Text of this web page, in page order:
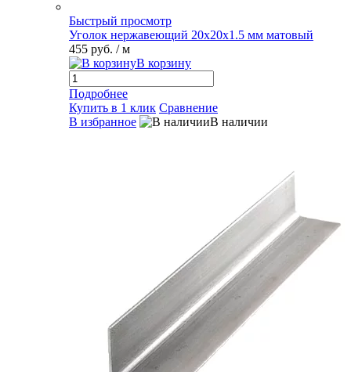
Быстрый просмотр
Уголок нержавеющий 20х20х1.5 мм матовый
455 руб. / м
В корзину
Подробнее
Купить в 1 клик Сравнение
В избранное
В наличии